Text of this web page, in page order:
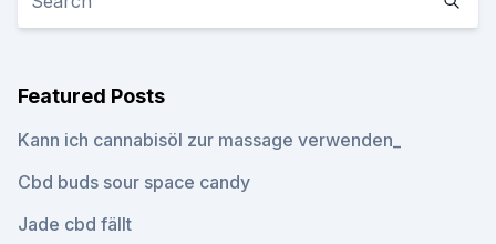
Featured Posts
Kann ich cannabisöl zur massage verwenden_
Cbd buds sour space candy
Jade cbd fällt